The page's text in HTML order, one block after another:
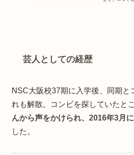
芸人としての経歴
NSC大阪校37期に入学後、同期と
れも解散。コンビを探していたとこ
んから声をかけられ、2016年3月
した。